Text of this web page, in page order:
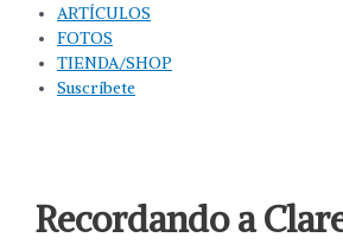
ARTÍCULOS
FOTOS
TIENDA/SHOP
Suscríbete
Recordando a